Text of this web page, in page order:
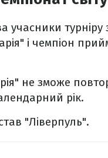
учасники
і чемпіон
не зможе
рік.
"Ліверпуль".